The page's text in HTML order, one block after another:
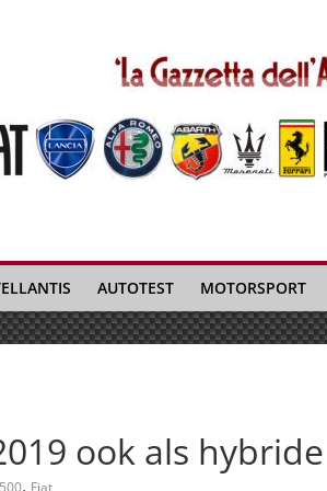
AUTOTEST MOTORSPORT
ook als hybride
500, Fiat